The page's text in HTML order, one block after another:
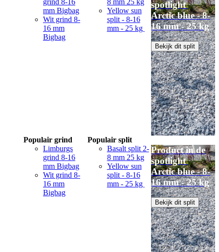
mm Bigbag
Wit grind 8-
16 mm
Bigbag
Yellow sun
split - 8-16
mm - 25 kg
spotlight
Arctic blue - 8-
16 mm - 25 kg
Bekijk dit split
Populair grind
Limburgs
grind 8-16
mm Bigbag
Wit grind 8-
16 mm
Bigbag
Populair split
Basalt split 2-
8 mm 25 kg
Yellow sun
split - 8-16
mm - 25 kg
Product in de
spotlight
Arctic blue - 8-
16 mm - 25 kg
Bekijk dit split